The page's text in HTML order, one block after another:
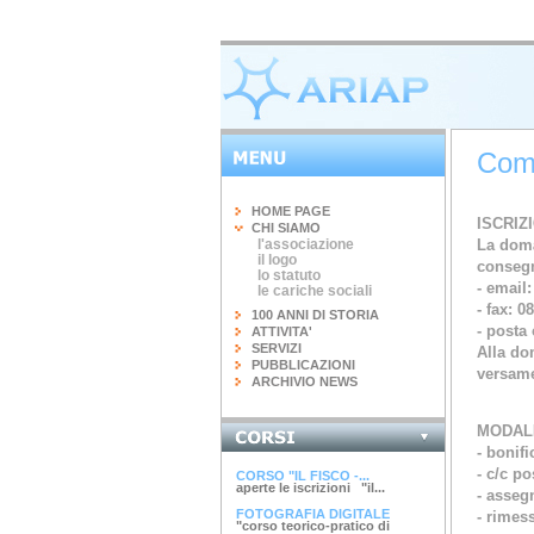
HOME PAGE
CHI SIAMO
l'associazione
il logo
lo statuto
le cariche sociali
100 ANNI DI STORIA
ATTIVITA'
SERVIZI
PUBBLICAZIONI
ARCHIVIO NEWS
INGEGNERIA DEL...
terminato il corso di 20 ore...
CORSO "IL FISCO -...
aperte le iscrizioni "il...
FOTOGRAFIA DIGITALE
"corso teorico-pratico di
La
-
- fax:
- posta
Alla
-
- c/c
-
-